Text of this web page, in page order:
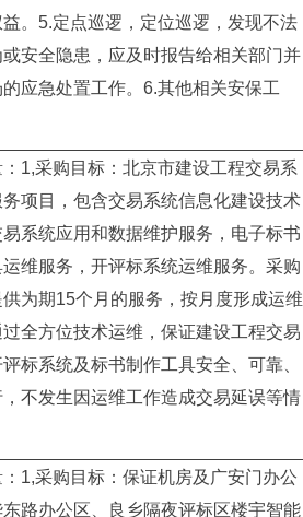
益。5.定点巡逻，定位巡逻，发现不法
安全隐患，应及时报告给相关部门并
应急处置工作。6.其他相关安保工
1,采购目标：北京市建设工程交易系
项目，包含交易系统信息化建设技术
系统应用和数据维护服务，电子标书
维服务，开评标系统运维服务。采购
为期15个月的服务，按月度形成运维
全方位技术运维，保证建设工程交易
标系统及标书制作工具安全、可靠、
不发生因运维工作造成交易延误等情
1,采购目标：保证机房及广安门办公
东路办公区、良乡隔夜评标区楼宇智能